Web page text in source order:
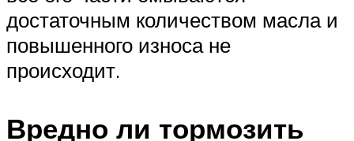
достаточным количеством масла и
повышенного износа не
происходит.
Вредно ли тормозить